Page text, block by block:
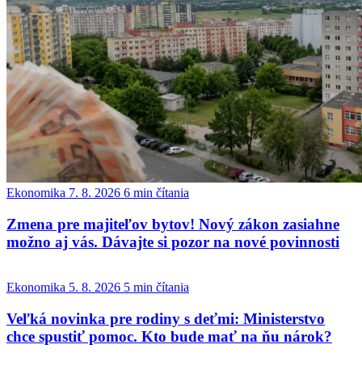
Ekonomika 7. 8. 2026 6 min čítania
Zmena pre majiteľov bytov! Nový zákon zasiahne
možno aj vás. Dávajte si pozor na nové povinnosti
Ekonomika 5. 8. 2026 5 min čítania
Veľká novinka pre rodiny s deťmi: Ministerstvo
chce spustiť pomoc. Kto bude mať na ňu nárok?